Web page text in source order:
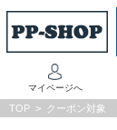
マイページへ
TOP > クーポン対象